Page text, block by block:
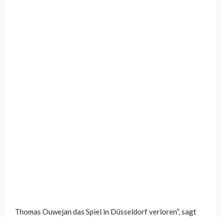
Thomas Ouwejan das Spiel in Düsseldorf verloren“, sagt